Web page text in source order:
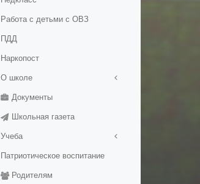
Работа с детьми с ОВЗ
ПДД
Наркопост
О школе
Правила приема в школу
История школы
Документы
Школьная газета
Учеба
Медалисты
Электронные
Патриотическое воспитание
Родителям